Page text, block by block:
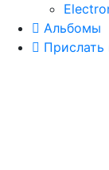
Альбомы